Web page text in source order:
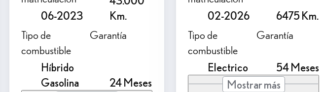
06-2023
Km.
Tipo de
combustible
Híbrido
Gasolina
Garantía
24 Meses
02-2026
6475 Km.
Tipo de
combustible
Electrico
Garantía
54 Meses
Mostrar más